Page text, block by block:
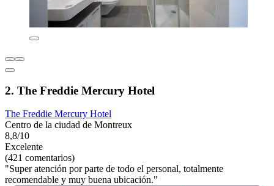
2. The Freddie Mercury Hotel
The Freddie Mercury Hotel
Centro de la ciudad de Montreux
8,8/10
Excelente
(421 comentarios)
"Super atención por parte de todo el personal, totalmente
recomendable y muy buena ubicación."